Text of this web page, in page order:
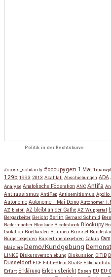
Politik in der Rechtskurve
#cross_solidarity #occupygezi 1.Mai 1maiwpt
129b 1993 2013 Abahlali Abschiebungen ADA
Analyse Anatolische Föderation ANC Antifa
Antirassismus AntiRep Antisemitismus Apollo
Autonome Autonome 1.Mai Demo Autonomer
AZ bleibt! AZ bleibt an der Gathe AZ Wuppertal
Bergarbeiter Bericht Berlin Bernard Schmid
Radermacher Blockade Blockshock Blockupy
Isolation Briefkasten Brunnen Brüssel
Bürgerbegehren BürgerInnenbegehren Calais
Maiziére Demo/Kundgebung
LINKE Diskursverschiebung Diskussion DITIB
Düsseldorf ECE Edith-Stein Straße
Erfurt Erklärung Erlebnisbericht Essen EU EU-